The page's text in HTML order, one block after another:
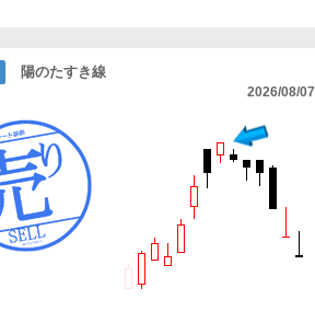
陽のたすき線
2026/08/07